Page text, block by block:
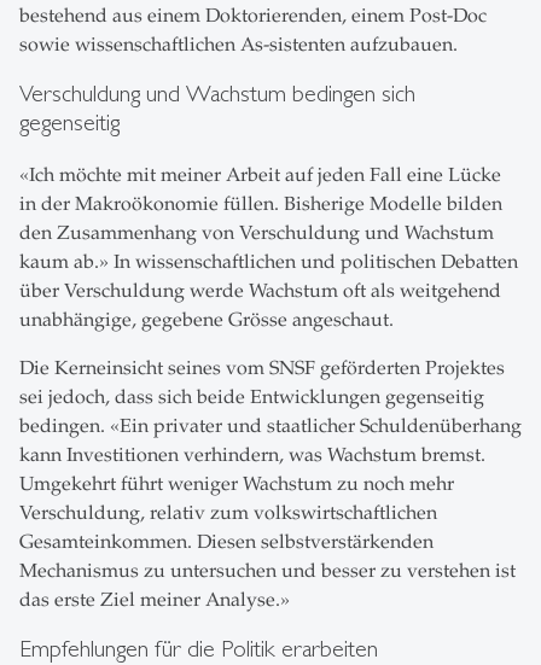
bestehend aus einem Doktorierenden, einem Post-Doc
sowie wissenschaftlichen As-sistenten aufzubauen.
Verschuldung und Wachstum bedingen sich
gegenseitig
«Ich möchte mit meiner Arbeit auf jeden Fall eine Lücke
in der Makroökonomie füllen. Bisherige Modelle bilden
den Zusammenhang von Verschuldung und Wachstum
kaum ab.» In wissenschaftlichen und politischen Debatten
über Verschuldung werde Wachstum oft als weitgehend
unabhängige, gegebene Grösse angeschaut.
Die Kerneinsicht seines vom SNSF geförderten Projektes
sei jedoch, dass sich beide Entwicklungen gegenseitig
bedingen. «Ein privater und staatlicher Schuldenüberhang
kann Investitionen verhindern, was Wachstum bremst.
Umgekehrt führt weniger Wachstum zu noch mehr
Verschuldung, relativ zum volkswirtschaftlichen
Gesamteinkommen. Diesen selbstverstärkenden
Mechanismus zu untersuchen und besser zu verstehen ist
das erste Ziel meiner Analyse.»
Empfehlungen für die Politik erarbeiten